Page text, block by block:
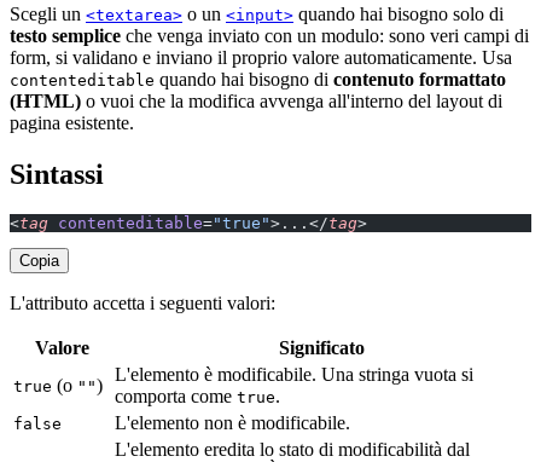
Scegli un <textarea> o un <input> quando hai bisogno solo di
testo semplice che venga inviato con un modulo: sono veri campi di
form, si validano e inviano il proprio valore automaticamente. Usa
contenteditable quando hai bisogno di contenuto formattato
(HTML) o vuoi che la modifica avvenga all'interno del layout di
pagina esistente.
Sintassi
<tag contenteditable="true">...</tag>
Copia
L'attributo accetta i seguenti valori:
Valore Significato
true (o "")
L'elemento è modificabile. Una stringa vuota si
comporta come true.
false L'elemento non è modificabile.
L'elemento eredita lo stato di modificabilità dal